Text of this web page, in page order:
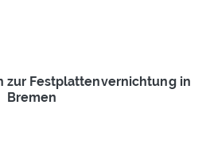
zur Festplattenvernichtung in
Bremen